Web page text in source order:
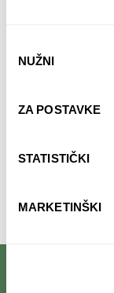
pristanka
NUŽNI
ZA POSTAVKE
STATISTIČKI
MARKETINŠKI
Komentari su